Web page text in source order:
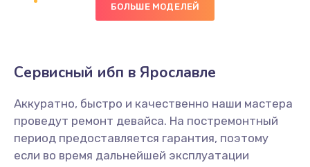
БОЛЬШЕ МОДЕЛЕЙ
Сервисный ибп в Ярославле
Аккуратно, быстро и качественно наши мастера
проведут ремонт девайса. На постремонтный
период предоставляется гарантия, поэтому
если во время дальнейшей эксплуатации